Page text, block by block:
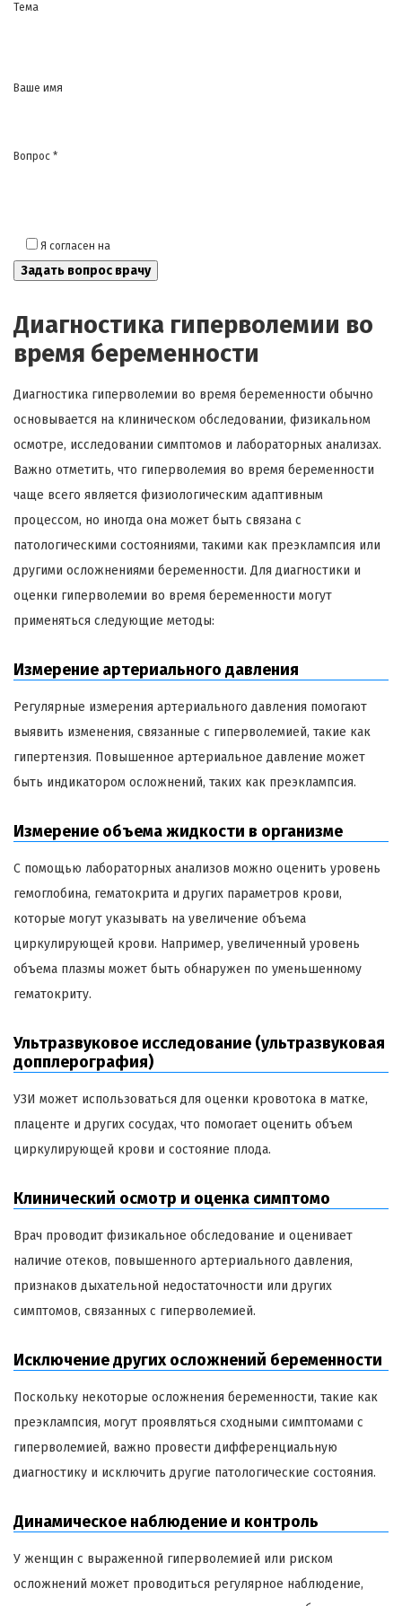
Тема
Ваше имя
Вопрос *
Я согласен на
Диагностика гиперволемии во
время беременности
Диагностика гиперволемии во время беременности обычно
основывается на клиническом обследовании, физикальном
осмотре, исследовании симптомов и лабораторных анализах.
Важно отметить, что гиперволемия во время беременности
чаще всего является физиологическим адаптивным
процессом, но иногда она может быть связана с
патологическими состояниями, такими как преэклампсия или
другими осложнениями беременности. Для диагностики и
оценки гиперволемии во время беременности могут
применяться следующие методы:
Измерение артериального давления
Регулярные измерения артериального давления помогают
выявить изменения, связанные с гиперволемией, такие как
гипертензия. Повышенное артериальное давление может
быть индикатором осложнений, таких как преэклампсия.
Измерение объема жидкости в организме
С помощью лабораторных анализов можно оценить уровень
гемоглобина, гематокрита и других параметров крови,
которые могут указывать на увеличение объема
циркулирующей крови. Например, увеличенный уровень
объема плазмы может быть обнаружен по уменьшенному
гематокриту.
Ультразвуковое исследование (ультразвуковая
допплерография)
УЗИ может использоваться для оценки кровотока в матке,
плаценте и других сосудах, что помогает оценить объем
циркулирующей крови и состояние плода.
Клинический осмотр и оценка симптомо
Врач проводит физикальное обследование и оценивает
наличие отеков, повышенного артериального давления,
признаков дыхательной недостаточности или других
симптомов, связанных с гиперволемией.
Исключение других осложнений беременности
Поскольку некоторые осложнения беременности, такие как
преэклампсия, могут проявляться сходными симптомами с
гиперволемией, важно провести дифференциальную
диагностику и исключить другие патологические состояния.
Динамическое наблюдение и контроль
У женщин с выраженной гиперволемией или риском
осложнений может проводиться регулярное наблюдение,